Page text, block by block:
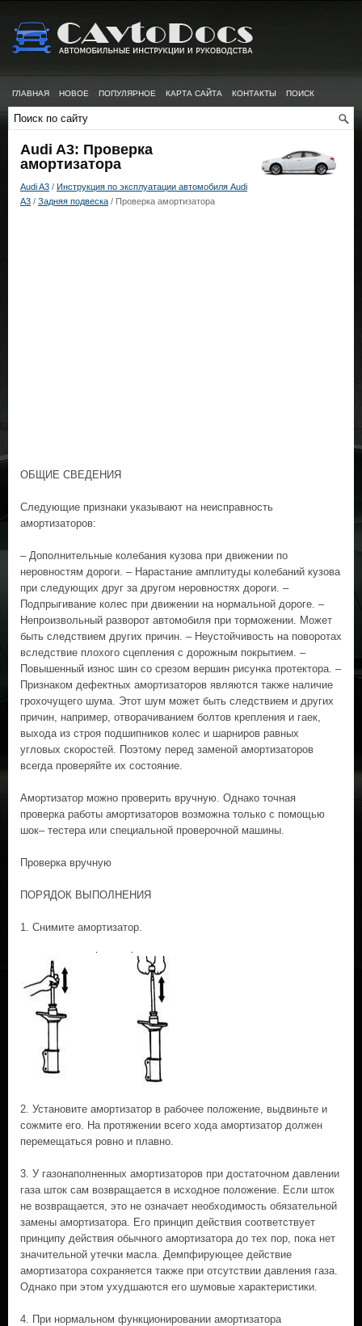
ГЛАВНАЯ НОВОЕ ПОПУЛЯРНОЕ КАРТА САЙТА КОНТАКТЫ ПОИСК
Audi A3: Проверка
амортизатора
Audi A3 / Инструкция по эксплуатации автомобиля Audi
A3 / Задняя подвеска / Проверка амортизатора
ОБЩИЕ СВЕДЕНИЯ
Следующие признаки указывают на неисправность
амортизаторов:
– Дополнительные колебания кузова при движении по
неровностям дороги. – Нарастание амплитуды колебаний кузова
при следующих друг за другом неровностях дороги. –
Подпрыгивание колес при движении на нормальной дороге. –
Непроизвольный разворот автомобиля при торможении. Может
быть следствием других причин. – Неустойчивость на поворотах
вследствие плохого сцепления с дорожным покрытием. –
Повышенный износ шин со срезом вершин рисунка протектора. –
Признаком дефектных амортизаторов являются также наличие
грохочущего шума. Этот шум может быть следствием и других
причин, например, отворачиванием болтов крепления и гаек,
выхода из строя подшипников колес и шарниров равных
угловых скоростей. Поэтому перед заменой амортизаторов
всегда проверяйте их состояние.
Амортизатор можно проверить вручную. Однако точная
проверка работы амортизаторов возможна только с помощью
шок– тестера или специальной проверочной машины.
Проверка вручную
ПОРЯДОК ВЫПОЛНЕНИЯ
1. Снимите амортизатор.
2. Установите амортизатор в рабочее положение, выдвиньте и
сожмите его. На протяжении всего хода амортизатор должен
перемещаться ровно и плавно.
3. У газонаполненных амортизаторов при достаточном давлении
газа шток сам возвращается в исходное положение. Если шток
не возвращается, это не означает необходимость обязательной
замены амортизатора. Его принцип действия соответствует
принципу действия обычного амортизатора до тех пор, пока нет
значительной утечки масла. Демпфирующее действие
амортизатора сохраняется также при отсутствии давления газа.
Однако при этом ухудшаются его шумовые характеристики.
4. При нормальном функционировании амортизатора